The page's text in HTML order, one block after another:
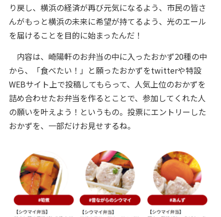
り戻し、横浜の経済が再び元気になるよう、市民の皆さ
んがもっと横浜の未来に希望が持てるよう、光のエール
を届けることを目的に始まったんだ！
内容は、崎陽軒のお弁当の中に入ったおかず20種の中
から、「食べたい！」と願ったおかずをtwitterや特設
WEBサイト上で投稿してもらって、人気上位のおかずを
詰め合わせたお弁当を作るとことで、参加してくれた人
の願いを叶えよう！というもの。投票にエントリーした
おかずを、一部だけお見せするね。